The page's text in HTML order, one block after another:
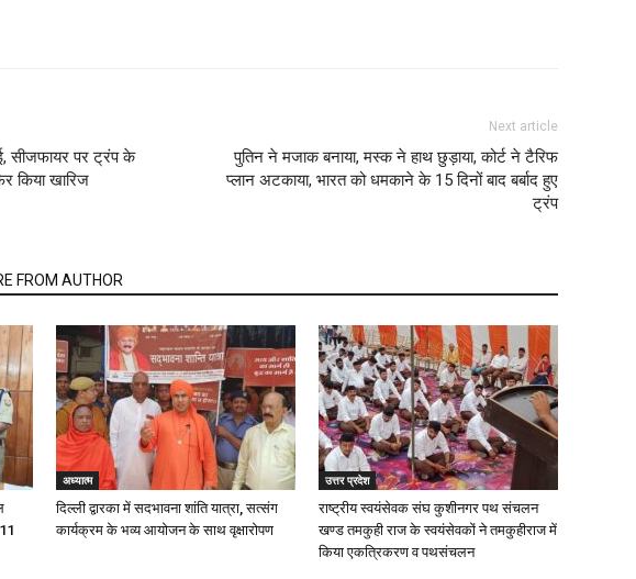
सीजफायर पर ट्रंप के
किया खारिज
Next article
पुतिन ने मजाक बनाया, मस्क ने हाथ छुड़ाया, कोर्ट ने टैरिफ
प्लान अटकाया, भारत को धमकाने के 15 दिनों बाद बर्बाद हुए
ट्रंप
FROM AUTHOR
अध्यात्म
दिल्ली द्वारका में सदभावना शांति यात्रा, सत्संग
कार्यक्रम के भव्य आयोजन के साथ वृक्षारोपण
उत्तर प्रदेश
राष्ट्रीय स्वयंसेवक संघ कुशीनगर पथ संचलन
खण्ड तमकुही राज के स्वयंसेवकों ने तमकुहीराज में
किया एकत्रिकरण व पथसंचलन